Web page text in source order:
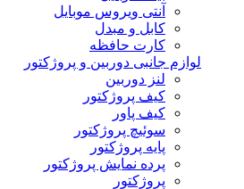
آنتی ویروس موبایل
کابل و مبدل
کارت حافظه
لوازم جانبی دوربین و پروژکتور
لنز دوربین
کیف پروژکتور
کیف پاور
سوئیچ پروژکتور
پایه پروژکتور
پرده نمایش پروژکتور
پروژکتور